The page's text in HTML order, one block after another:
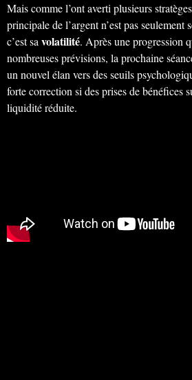
Mais comme l’ont averti plusieurs
principale de l’argent n’est pas
c’est savolatilité. Après une progression
nombreuses prévisions, la prochaine
un nouvel élan vers des seuils
forte correction si des prises de bénéfices
liquidité réduite.